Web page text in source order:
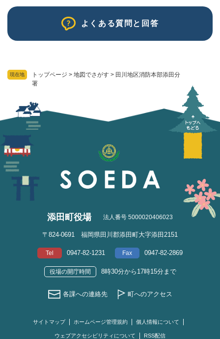
現在地 トップページ > 地図でさがす > 田川地区消防本部添田分
署
よくある質問と回答
添田町役場 法人番号 5000020406023
〒824-0691 福岡県田川郡添田町大字添田2151
Tel 0947-82-1231 Fax 0947-82-2869
役場の開庁時間 8時30分から17時15分まで
各課への連絡先 町へのアクセス
サイトマップ ホームページ管理規約 個人情報について
ウェブアクセシビリティについて RSS配信